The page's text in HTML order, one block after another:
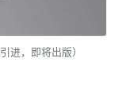
进，即将出版）